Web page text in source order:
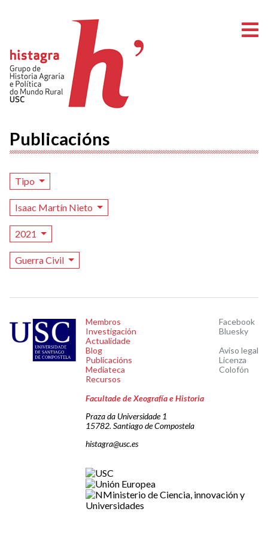
Publicacións
Tipo
Isaac Martín Nieto
2021
Guerra Civil
Membros
Investigación
Actualidade
Blog
Publicacións
Mediateca
Recursos
Facebook
Bluesky
Aviso legal
Licenza
Colofón
Facultade de Xeografía e Historia
Praza da Universidade 1
15782. Santiago de Compostela
histagra@usc.es